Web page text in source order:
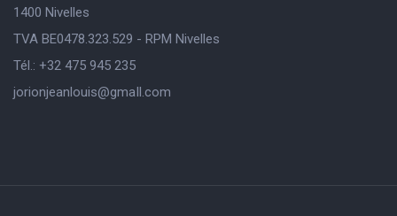
1400 Nivelles
TVA BE0478.323.529 - RPM Nivelles
Tél.: +32 475 945 235
jorionjeanlouis@gmaIl.com